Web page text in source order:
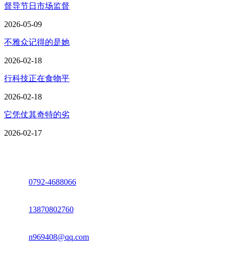
督导节日市场监督
2026-05-09
不雅众记得的是她
2026-02-18
行科技正在食物平
2026-02-18
它凭仗其奇特的劣
2026-02-17
0792-4688066
13870802760
n969408@qq.com